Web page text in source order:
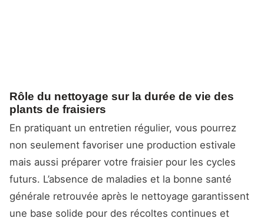
Rôle du nettoyage sur la durée de vie des
plants de fraisiers
En pratiquant un entretien régulier, vous pourrez
non seulement favoriser une production estivale
mais aussi préparer votre fraisier pour les cycles
futurs. L’absence de maladies et la bonne santé
générale retrouvée après le nettoyage garantissent
une base solide pour des récoltes continues et